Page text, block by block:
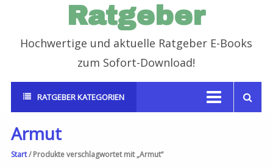
Ratgeber
Hochwertige und aktuelle Ratgeber E-Books
zum Sofort-Download!
RATGEBER KATEGORIEN
Armut
Start/ Produkte verschlagwortet mit „Armut“